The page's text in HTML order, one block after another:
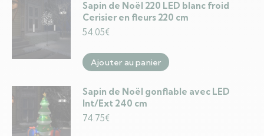
Sapin de Noël 220 LED blanc froid
Cerisier en fleurs 220 cm
54.05€
Ajouter au panier
Sapin de Noël gonflable avec LED
Int/Ext 240 cm
74.75€